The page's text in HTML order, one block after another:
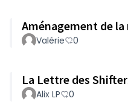
Aménagement de
Valérie 0
La Lettre des
Alix LP 0